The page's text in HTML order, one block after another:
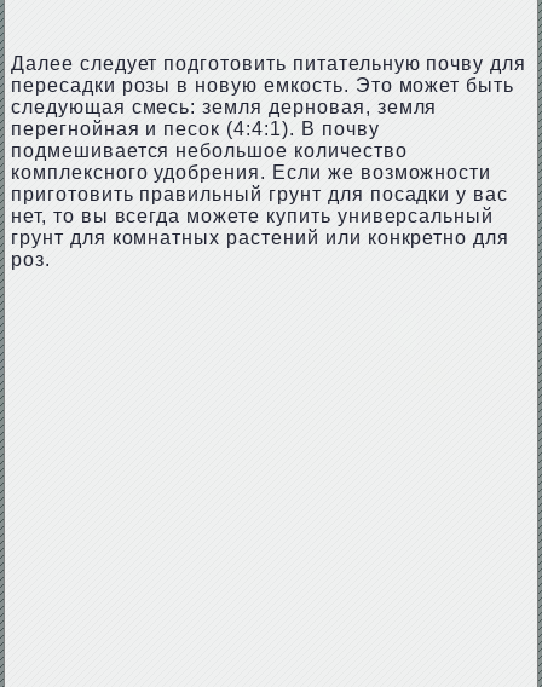
Далее следует подготовить питательную почву для
пересадки розы в новую емкость. Это может быть
следующая смесь: земля дерновая, земля
перегнойная и песок (4:4:1). В почву
подмешивается небольшое количество
комплексного удобрения. Если же возможности
приготовить правильный грунт для посадки у вас
нет, то вы всегда можете купить универсальный
грунт для комнатных растений или конкретно для
роз.